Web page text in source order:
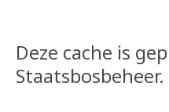
Deze cache is
Staatsbosbeheer.